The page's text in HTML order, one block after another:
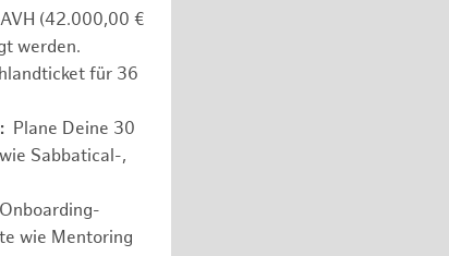
(42.000,00 €
werden.
für 36
Plane Deine 30
Sabbatical-,
wie Mentoring